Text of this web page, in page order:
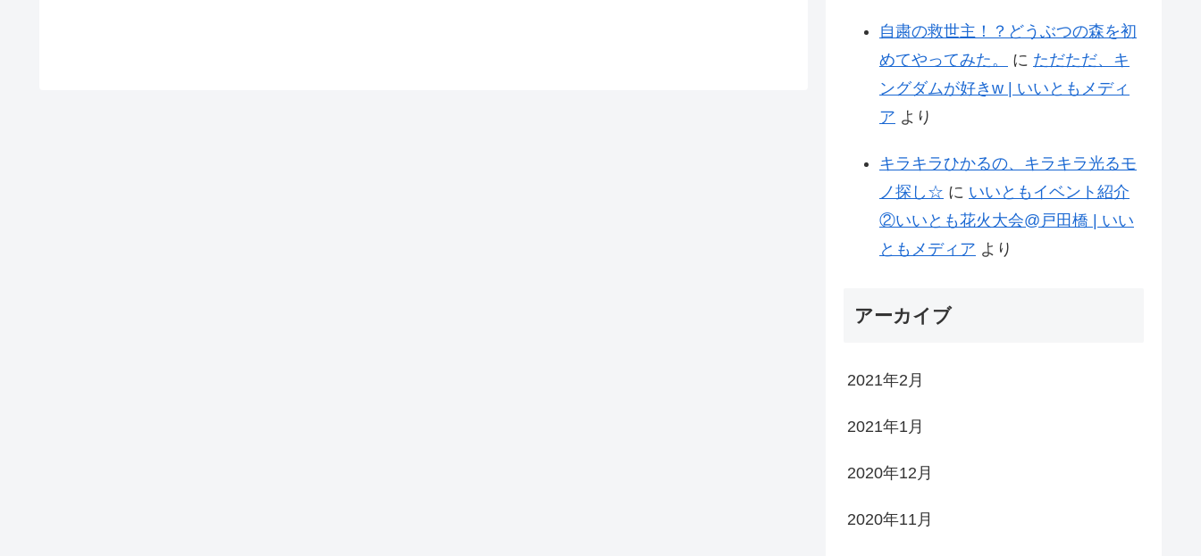
自粛の救世主！？どうぶつの森を初
めてやってみた。
に ただただ、キ
ングダムが好きw | いいともメディ
ア より
キラキラひかるの、キラキラ光るモ
ノ探し☆ に いいともイベント紹介
②いいとも花火大会@戸田橋 | いい
ともメディア より
アーカイブ
2021年2月
2021年1月
2020年12月
2020年11月